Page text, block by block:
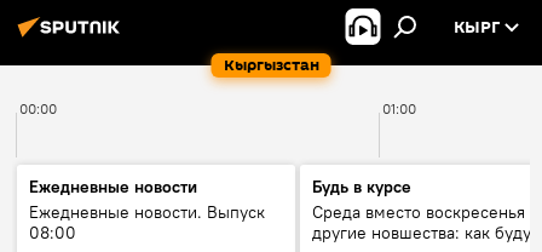
Кыргызстан
КЫРГ
00:00 01:00
Ежедневные новости
Ежедневные новости. Выпуск
08:00
Будь в курсе
Среда вместо воскресенья и
другие новшества: как будут